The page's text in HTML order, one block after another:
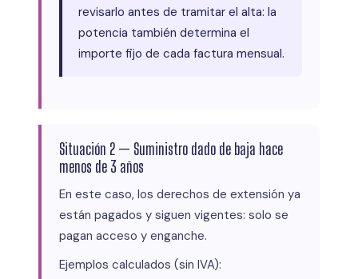
revisarlo antes de tramitar el alta: la
potencia también determina el
importe fijo de cada factura mensual.
Situación 2 — Suministro dado de baja hace
menos de 3 años
En este caso, los derechos de extensión ya
están pagados y siguen vigentes: solo se
pagan acceso y enganche.
Ejemplos calculados (sin IVA):